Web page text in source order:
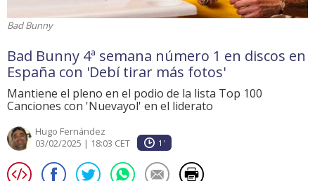
Bad Bunny
Bad Bunny 4ª semana número 1 en discos en
España con 'Debí tirar más fotos'
Mantiene el pleno en el podio de la lista Top 100
Canciones con 'Nuevayol' en el liderato
Hugo Fernández
03/02/2025 | 18:03 CET
1'